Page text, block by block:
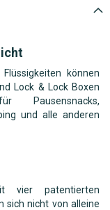
können
Lock & Lock Boxen
Pausensnacks,
und alle anderen
vier patentierten
sich nicht von alleine